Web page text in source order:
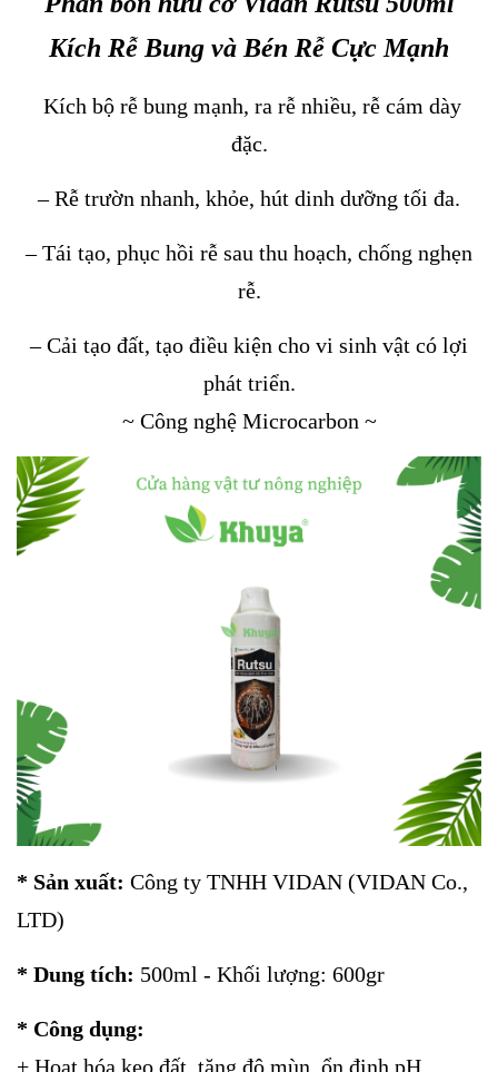
Kích Rễ Bung và Bén Rễ Cực Mạnh
Kích bộ rễ bung mạnh, ra rễ nhiều, rễ cám dày
đặc.
– Rễ trườn nhanh, khỏe, hút dinh dưỡng tối đa.
– Tái tạo, phục hồi rễ sau thu hoạch, chống nghẹn
rễ.
– Cải tạo đất, tạo điều kiện cho vi sinh vật có lợi
phát triển.
~ Công nghệ Microcarbon ~
* Sản xuất: Công ty TNHH VIDAN (VIDAN Co.,
LTD)
* Dung tích: 500ml - Khối lượng: 600gr
* Công dụng:
+ Hoạt hóa keo đất, tăng độ mùn, ổn định pH